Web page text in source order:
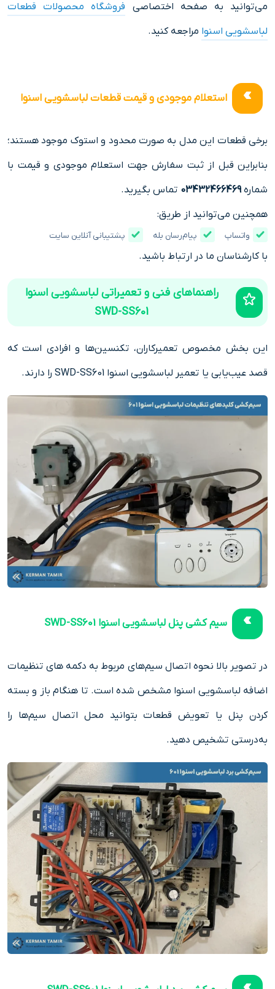
می‌توانید به صفحه اختصاصی فروشگاه محصولات قطعات
لباسشویی اسنوا مراجعه کنید.
استعلام موجودی و قیمت قطعات لباسشویی اسنوا
برخی قطعات این مدل به صورت محدود و استوک موجود هستند؛
بنابراین قبل از ثبت سفارش جهت استعلام موجودی و قیمت با
شماره03432466469 تماس بگیرید.
همچنین می‌توانید از طریق:
واتساپ پیام‌رسان بله پشتیبانی آنلاین سایت
با کارشناسان ما در ارتباط باشید.
راهنماهای فنی و تعمیراتی لباسشویی اسنوا
SWD-SS601
این بخش مخصوص تعمیرکاران، تکنسین‌ها و افرادی است که
قصد عیب‌یابی یا تعمیر لباسشویی اسنوا SWD-SS601 را دارند.
سیم‌ کشی پنل لباسشویی اسنوا SWD-SS601
در تصویر بالا نحوه اتصال سیم‌های مربوط به دکمه های تنظیمات
اضافه لباسشویی اسنوا مشخص شده است. تا هنگام باز و بسته
کردن پنل یا تعویض قطعات بتوانید محل اتصال سیم‌ها را
به‌درستی تشخیص دهید.